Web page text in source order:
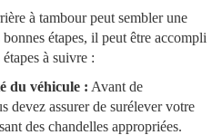
à tambour peut sembler une
étapes, il peut être accompli
à suivre :
du véhicule : Avant de
devez assurer de surélever votre
des chandelles appropriées.